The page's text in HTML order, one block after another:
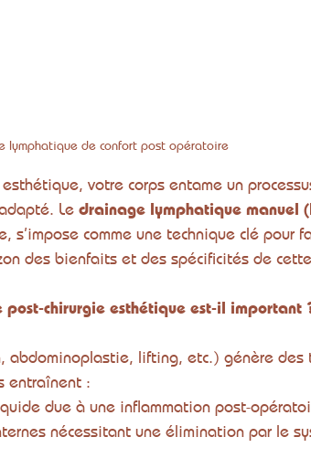
lymphatique de confort post opératoire
votre corps entame un
Le drainage lymphatique manuel
s’impose comme une technique clé pour
des bienfaits et des spécificités de
chirurgie esthétique est-il important
abdominoplastie, lifting, etc.) génère des
entraînent :
due à une inflammation post-
nécessitant une élimination par le